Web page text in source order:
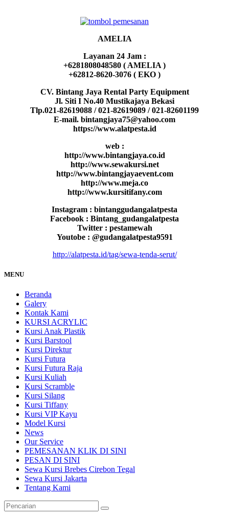
AMELIA
Layanan 24 Jam :
+6281808048580 ( AMELIA )
+62812-8620-3076 ( EKO )
CV. Bintang Jaya Rental Party Equipment
Jl. Siti I No.40 Mustikajaya Bekasi
Tlp.021-82619088 / 021-82619089 / 021-82601199
E-mail. bintangjaya75@yahoo.com
https://www.alatpesta.id
web :
http://www.bintangjaya.co.id
http://www.sewakursi.net
http://www.bintangjayaevent.com
http://www.meja.co
http://www.kursitifany.com
Instagram : bintanggudangalatpesta
Facebook : Bintang_gudangalatpesta
Twitter : pestamewah
Youtobe : @gudangalatpesta9591
http://alatpesta.id/tag/sewa-tenda-serut/
MENU
Beranda
Galery
Kontak Kami
KURSI ACRYLIC
Kursi Anak Plastik
Kursi Barstool
Kursi Direktur
Kursi Futura
Kursi Futura Raja
Kursi Kuliah
Kursi Scramble
Kursi Silang
Kursi Tiffany
Kursi VIP Kayu
Model Kursi
News
Our Service
PEMESANAN KLIK DI SINI
PESAN DI SINI
Sewa Kursi Brebes Cirebon Tegal
Sewa Kursi Jakarta
Tentang Kami
Pencarian
untuk: